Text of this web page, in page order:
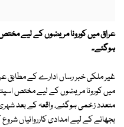
ہوگئے۔
غیر ملکی خبر رساں ادارے کے مطابق
متعدد زخمی ہوگئے، واقعہ کے بعد
بجھانے کے لیے امدادی کارروائیاں